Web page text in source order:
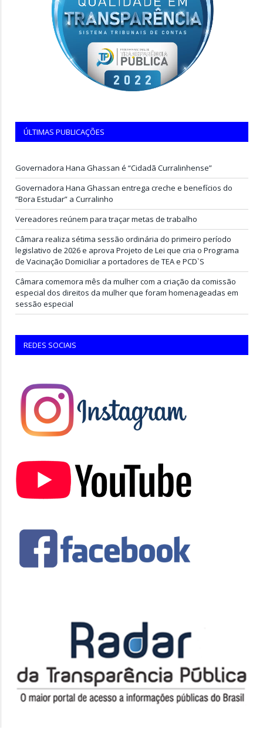
ÚLTIMAS PUBLICAÇÕES
Governadora Hana Ghassan é “Cidadã Curralinhense”
Governadora Hana Ghassan entrega creche e benefícios do
“Bora Estudar” a Curralinho
Vereadores reúnem para traçar metas de trabalho
Câmara realiza sétima sessão ordinária do primeiro período
legislativo de 2026 e aprova Projeto de Lei que cria o Programa
de Vacinação Domiciliar a portadores de TEA e PCD`S
Câmara comemora mês da mulher com a criação da comissão
especial dos direitos da mulher que foram homenageadas em
sessão especial
REDES SOCIAIS